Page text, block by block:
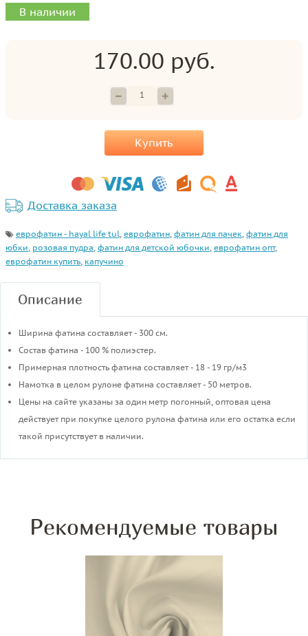
В наличии
170.00 руб.
Купить
Доставка заказа
еврофатин - hayal life tul, еврофатин, фатин для пачек, фатин для
юбки, розовая пудра, фатин для детской юбочки, еврофатин опт,
еврофатин купить, капучино
Описание
Ширина фатина составляет - 300 см.
Состав фатина - 100 % полиэстер.
Примерная плотность фатина составляет - 18 - 19 гр/м3
​Намотка в целом рулоне фатина составляет - 50 метров.
Цены на сайте указаны за один метр погонный, оптовая цена
действует при покупке целого рулона фатина или его остатка если
такой присутствует в наличии.
Рекомендуемые товары